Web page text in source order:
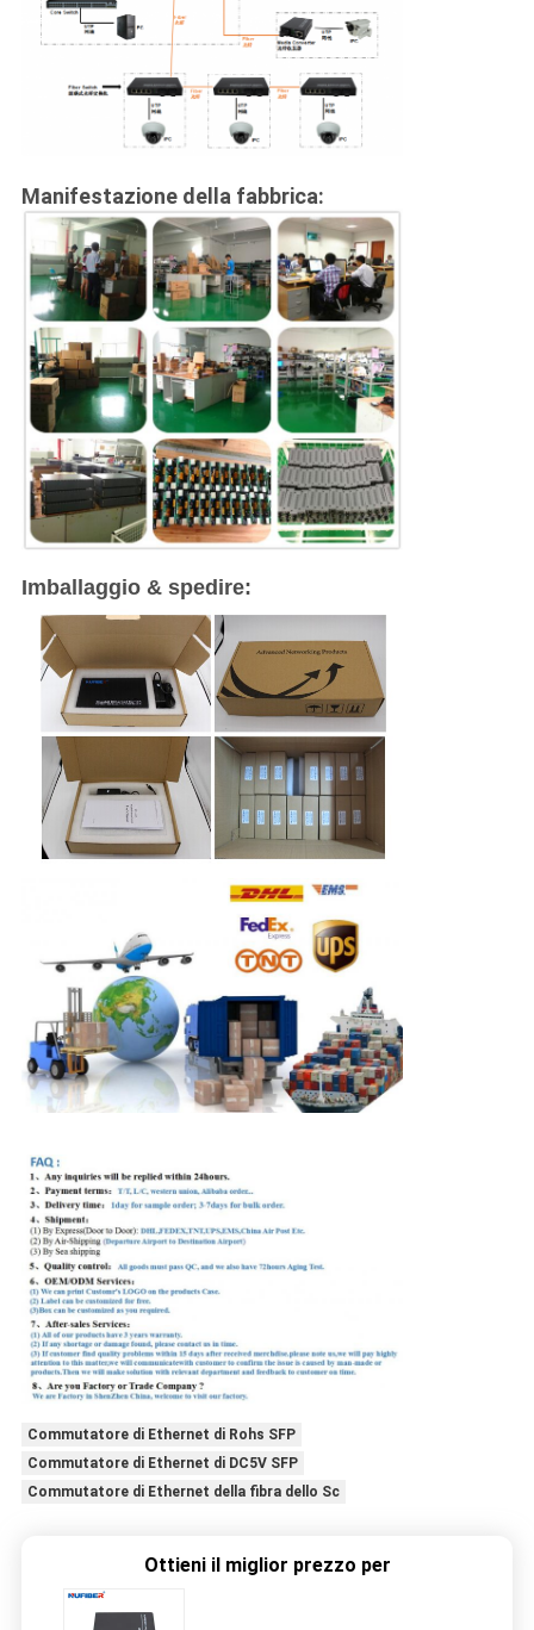
Manifestazione della fabbrica:
Imballaggio & spedire:
Commutatore di Ethernet di Rohs SFP
Commutatore di Ethernet di DC5V SFP
Commutatore di Ethernet della fibra dello Sc
Ottieni il miglior prezzo per